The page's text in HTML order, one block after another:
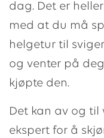
dag. Det er
med at du må
helgetur til
og venter på
kjøpte den.
Det kan av og
ekspert for å